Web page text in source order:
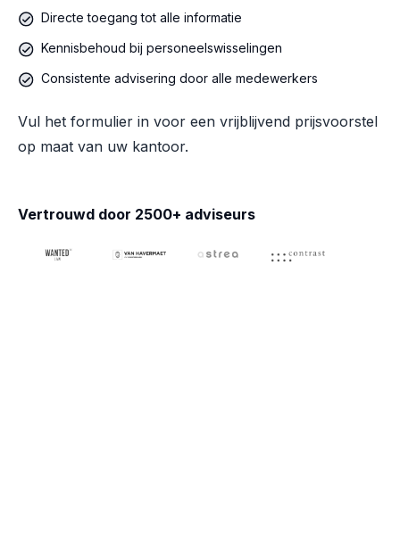
Directe toegang tot alle informatie
Kennisbehoud bij personeelswisselingen
Consistente advisering door alle medewerkers
Vul het formulier in voor een vrijblijvend prijsvoorstel
op maat van uw kantoor.
Vertrouwd door 2500+ adviseurs